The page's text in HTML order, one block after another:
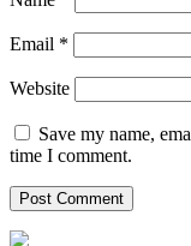
Email *
Website
Save my name,
time I comment.